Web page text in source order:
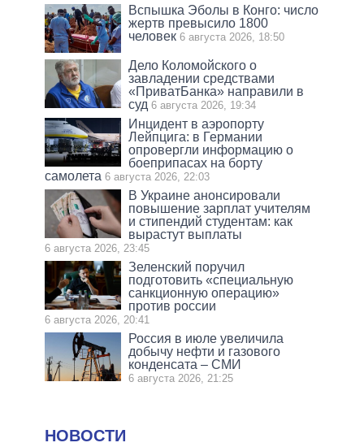
Вспышка Эболы в Конго: число
жертв превысило 1800
человек 6 августа 2026, 18:50
Дело Коломойского о
завладении средствами
«ПриватБанка» направили в
суд 6 августа 2026, 19:34
Инцидент в аэропорту
Лейпцига: в Германии
опровергли информацию о
боеприпасах на борту
самолета 6 августа 2026, 22:03
В Украине анонсировали
повышение зарплат учителям
и стипендий студентам: как
вырастут выплаты
6 августа 2026, 23:45
Зеленский поручил
подготовить «специальную
санкционную операцию»
против россии
6 августа 2026, 20:41
Россия в июле увеличила
добычу нефти и газового
конденсата – СМИ
6 августа 2026, 21:25
НОВОСТИ